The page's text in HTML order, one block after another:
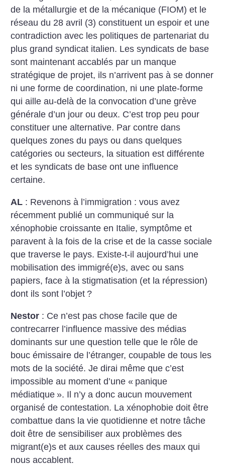
de la métallurgie et de la mécanique (FIOM) et le
réseau du 28 avril (3) constituent un espoir et une
contradiction avec les politiques de partenariat du
plus grand syndicat italien. Les syndicats de base
sont maintenant accablés par un manque
stratégique de projet, ils n’arrivent pas à se donner
ni une forme de coordination, ni une plate-forme
qui aille au-delà de la convocation d’une grève
générale d’un jour ou deux. C’est trop peu pour
constituer une alternative. Par contre dans
quelques zones du pays ou dans quelques
catégories ou secteurs, la situation est différente
et les syndicats de base ont une influence
certaine.
AL : Revenons à l’immigration : vous avez
récemment publié un communiqué sur la
xénophobie croissante en Italie, symptôme et
paravent à la fois de la crise et de la casse sociale
que traverse le pays. Existe-t-il aujourd’hui une
mobilisation des immigré(e)s, avec ou sans
papiers, face à la stigmatisation (et la répression)
dont ils sont l’objet ?
Nestor : Ce n’est pas chose facile que de
contrecarrer l’influence massive des médias
dominants sur une question telle que le rôle de
bouc émissaire de l’étranger, coupable de tous les
mots de la société. Je dirai même que c’est
impossible au moment d’une « panique
médiatique ». Il n’y a donc aucun mouvement
organisé de contestation. La xénophobie doit être
combattue dans la vie quotidienne et notre tâche
doit être de sensibiliser aux problèmes des
migrant(e)s et aux causes réelles des maux qui
nous accablent.